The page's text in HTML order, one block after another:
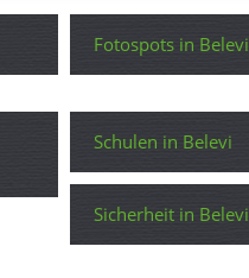
Fotospots in Belevi
Schulen in Belevi
Sicherheit in Belevi